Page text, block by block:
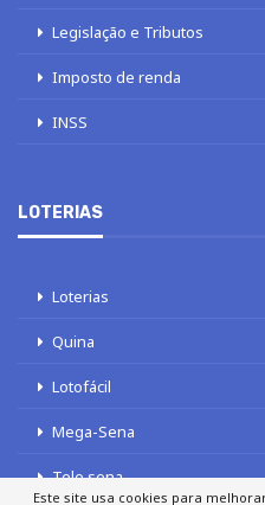
Legislação e Tributos
Imposto de renda
INSS
LOTERIAS
Loterias
Quina
Lotofácil
Mega-Sena
Tele sena
Este site usa cookies para